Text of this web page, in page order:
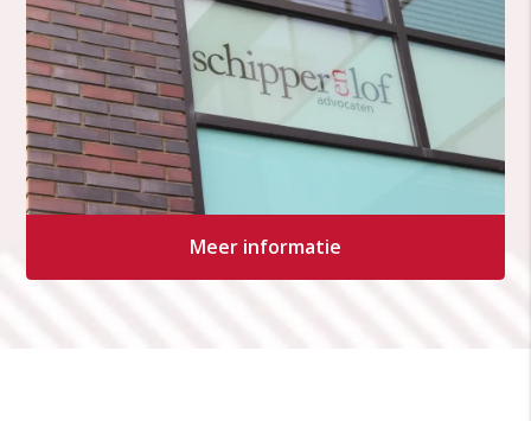
Meer informatie